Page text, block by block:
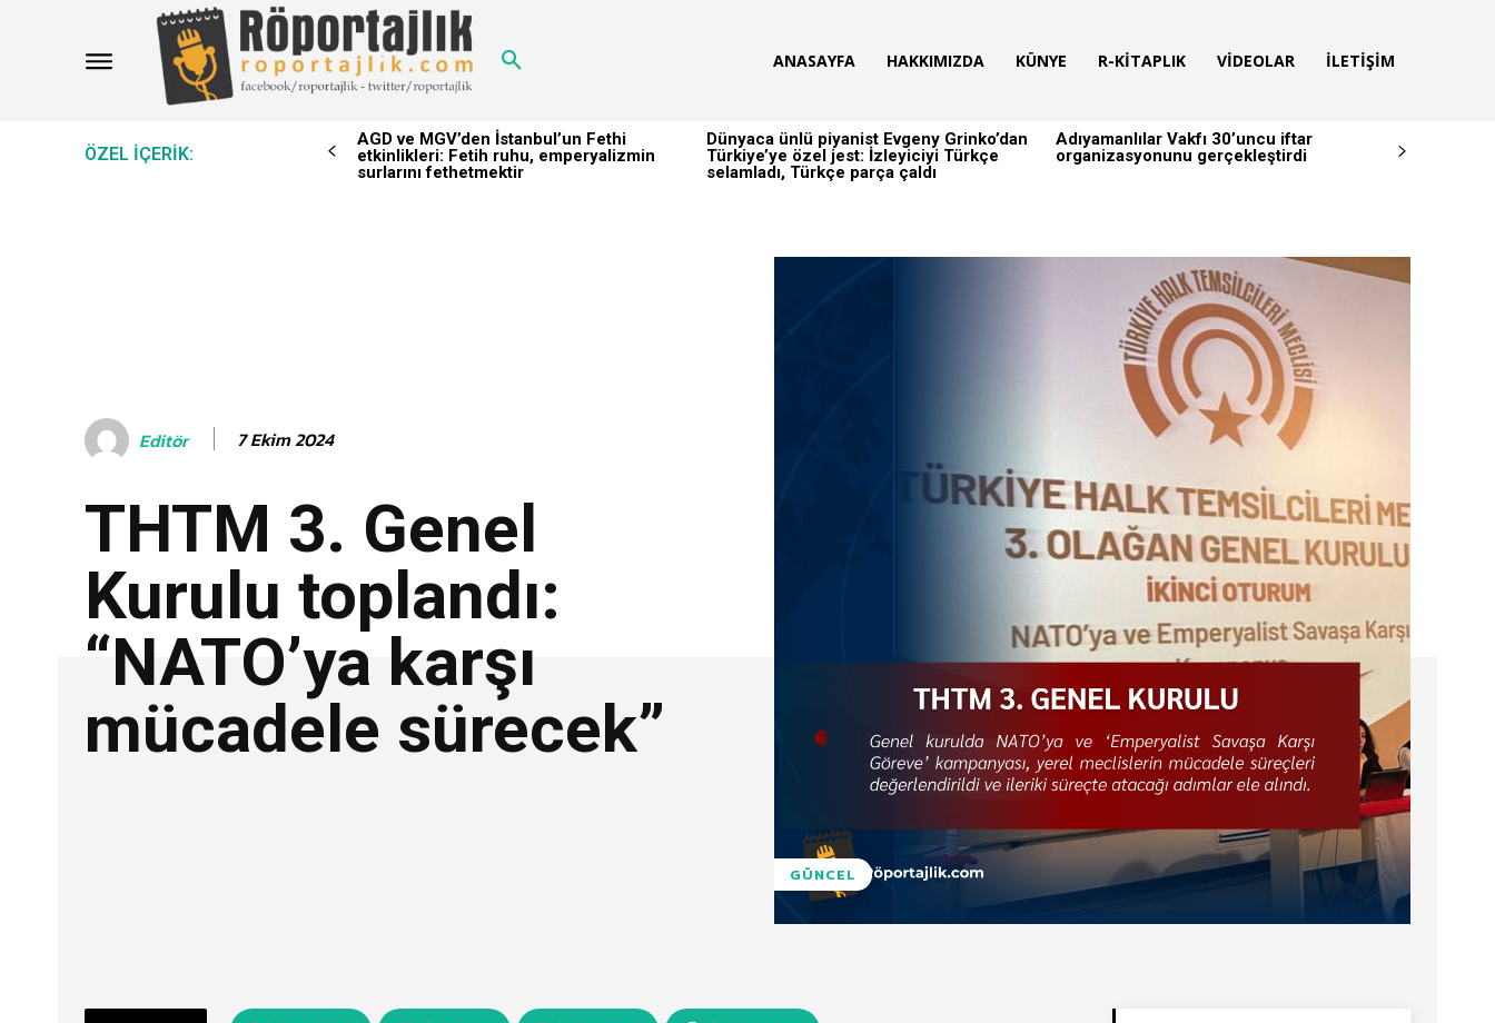
ANASAYFA HAKKIMIZDA KÜNYE R-KITAPLIK VIDEOLAR İLETIŞIM
ÖZEL IÇERIK:
AGD ve MGV’den İstanbul’un Fethi
etkinlikleri: Fetih ruhu, emperyalizmin
surlarını fethetmektir
Dünyaca ünlü piyanist Evgeny Grinko’dan
Türkiye’ye özel jest: İzleyiciyi Türkçe
selamladı, Türkçe parça çaldı
Adıyamanlılar Vakfı 30’uncu iftar
organizasyonunu gerçekleştirdi
Editör 7 Ekim 2024
THTM 3. Genel
Kurulu toplandı:
“NATO’ya karşı
mücadele sürecek”
GÜNCEL